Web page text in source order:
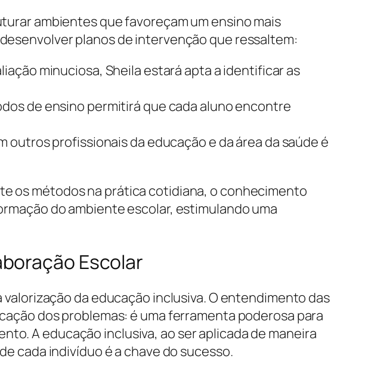
ambientes que favoreçam um ensino mais
planos de intervenção que ressaltem:
minuciosa, Sheila estará apta a identificar as
de ensino permitirá que cada aluno encontre
outros profissionais da educação e da área da saúde é
os métodos na prática cotidiana, o conhecimento
do ambiente escolar, estimulando uma
Escolar
da educação inclusiva. O entendimento das
dos problemas: é uma ferramenta poderosa para
A educação inclusiva, ao ser aplicada de maneira
cada indivíduo é a chave do sucesso.